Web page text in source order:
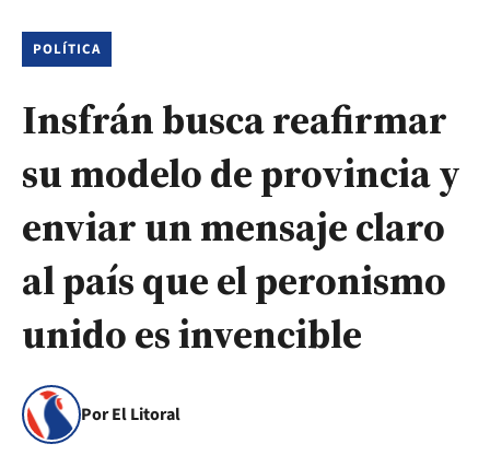
POLÍTICA
Insfrán busca reafirmar
su modelo de provincia y
enviar un mensaje claro
al país que el peronismo
unido es invencible
Por El Litoral